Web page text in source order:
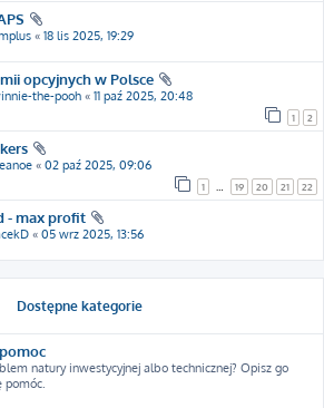
« 18 lis 2025, 19:29
opcyjnych w Polsce
the-pooh « 11 paź 2025, 20:48
1 2
« 02 paź 2025, 09:06
1 19 20 21 22
- max profit
« 05 wrz 2025, 13:56
Dostępne kategorie
natury inwestycyjnej albo technicznej? Opisz go